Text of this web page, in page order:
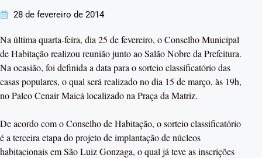
28 de fevereiro de 2014
Na última quarta-feira, dia 25 de fevereiro, o Conselho Municipal
de Habitação realizou reunião junto ao Salão Nobre da Prefeitura.
Na ocasião, foi definida a data para o sorteio classificatório das
casas populares, o qual será realizado no dia 15 de março, às 19h,
no Palco Cenair Maicá localizado na Praça da Matriz.
De acordo com o Conselho de Habitação, o sorteio classificatório
é a terceira etapa do projeto de implantação de núcleos
habitacionais em São Luiz Gonzaga, o qual já teve as inscrições